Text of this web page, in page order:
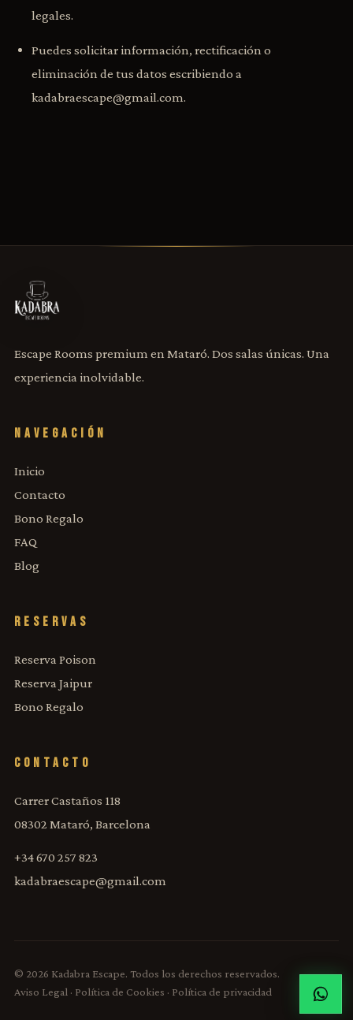
legales.
Puedes solicitar información, rectificación o
eliminación de tus datos escribiendo a
kadabraescape@gmail.com.
Escape Rooms premium en Mataró. Dos salas únicas. Una
experiencia inolvidable.
NAVEGACIÓN
Inicio
Contacto
Bono Regalo
FAQ
Blog
RESERVAS
Reserva Poison
Reserva Jaipur
Bono Regalo
CONTACTO
Carrer Castaños 118
08302 Mataró, Barcelona
+34 670 257 823
kadabraescape@gmail.com
© 2026 Kadabra Escape. Todos los derechos reservados.
Aviso Legal · Política de Cookies · Política de privacidad